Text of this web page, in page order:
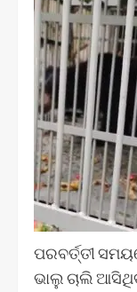
ପରବର୍ତ୍ତୀ
ଭାଲୁ ଚାଲି